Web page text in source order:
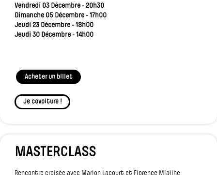
Vendredi 03 Décembre - 20h30
Dimanche 05 Décembre - 17h00
Jeudi 23 Décembre - 18h00
Jeudi 30 Décembre - 14h00
Acheter un billet
Je covoiture !
MASTERCLASS
Rencontre croisée avec Marion Lacourt et Florence Miailhe